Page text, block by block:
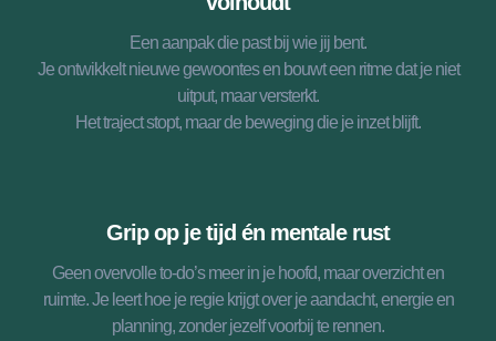
Een aanpak die past bij wie jij bent.
Je ontwikkelt nieuwe gewoontes en bouwt een ritme dat je niet
uitput, maar versterkt.
Het traject stopt, maar de beweging die je inzet blijft.
Grip op je tijd én mentale rust
Geen overvolle to-do’s meer in je hoofd, maar overzicht en
ruimte. Je leert hoe je regie krijgt over je aandacht, energie en
planning, zonder jezelf voorbij te rennen.